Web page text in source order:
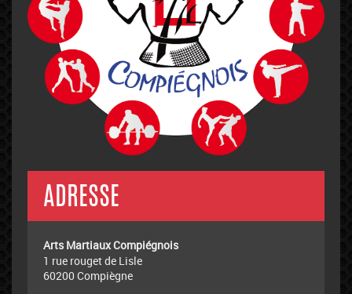
ADRESSE
Arts Martiaux Compiégnois
1 rue rouget de Lisle
60200 Compiègne